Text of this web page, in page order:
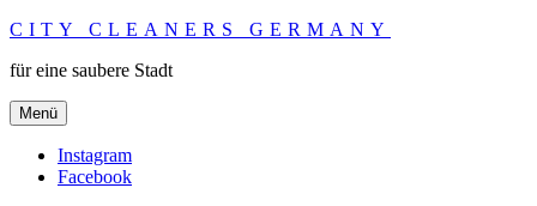
CITY CLEANERS GERMANY
für eine saubere Stadt
Menü
Instagram
Facebook